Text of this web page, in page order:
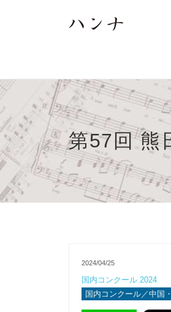
第57回 熊
2024/04/25
国内コンクール 2024
国内コンクール／中国